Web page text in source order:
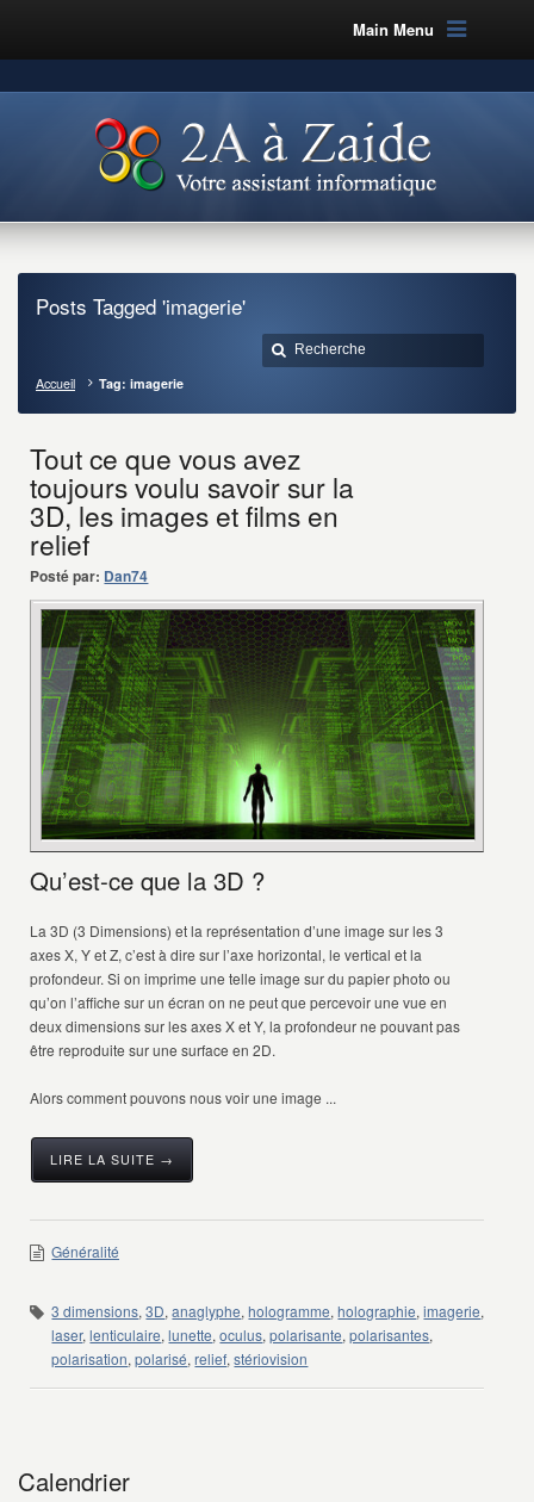
Main Menu
Posts Tagged 'imagerie'
Accueil Tag: imagerie
Tout ce que vous avez
toujours voulu savoir sur la
3D, les images et films en
relief
Posté par: Dan74
Qu’est-ce que la 3D ?
La 3D (3 Dimensions) et la représentation d’une image sur les 3
axes X, Y et Z, c’est à dire sur l’axe horizontal, le vertical et la
profondeur. Si on imprime une telle image sur du papier photo ou
qu’on l’affiche sur un écran on ne peut que percevoir une vue en
deux dimensions sur les axes X et Y, la profondeur ne pouvant pas
être reproduite sur une surface en 2D.
Alors comment pouvons nous voir une image ...
LIRE LA SUITE →
Généralité
3 dimensions,3D,anaglyphe,hologramme,holographie,imagerie,
laser,lenticulaire,lunette,oculus,polarisante,polarisantes,
polarisation,polarisé,relief,stériovision
Calendrier